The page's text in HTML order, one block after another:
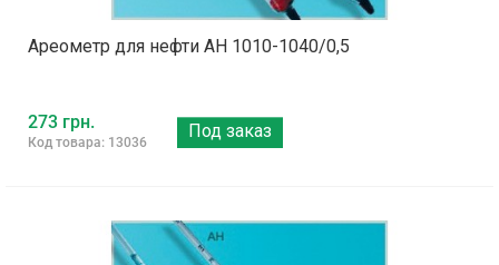
Ареометр для нефти АН 1010-1040/0,5
273 грн.
Код товара: 13036
Под заказ